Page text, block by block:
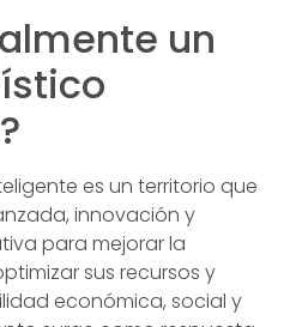
un
es un territorio que
innovación y
para mejorar la
sus recursos y
económica, social y